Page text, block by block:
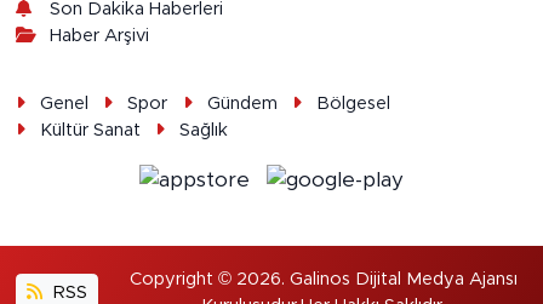
Son Dakika Haberleri
Haber Arşivi
Genel Spor Gündem
Bölgesel
Kültür Sanat
Sağlık
RSS
Copyright © 2026. Galinos Dijital Medya Ajansı